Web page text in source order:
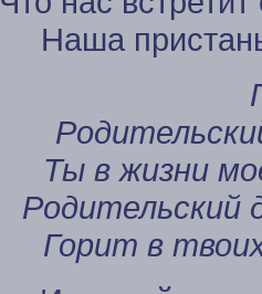
Наша
Ты в жизни
Родительский
Горит в